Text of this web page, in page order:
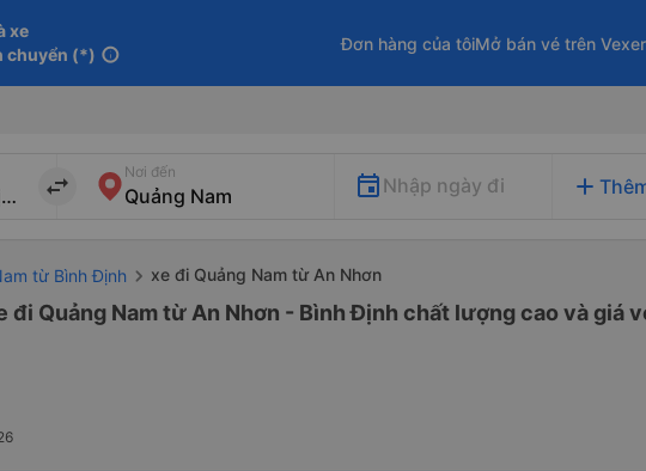
xe
chuyển (*) info
Đơn hàng của tôiMở bán vé trên
import_export
Nơi đến
Nhập ngày đi add
từ Bình Định xe đi Quảng Nam từ An Nhơn
đi Quảng Nam từ An Nhơn - Bình Định chất lượng cao và giá